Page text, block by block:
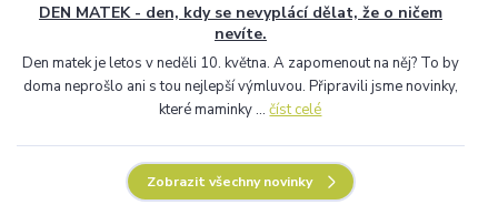
DEN MATEK - den, kdy se nevyplácí dělat, že o ničem
nevíte.
Den matek je letos v neděli 10. května. A zapomenout na něj? To by
doma neprošlo ani s tou nejlepší výmluvou. Připravili jsme novinky,
které maminky ...číst celé
Zobrazit všechny novinky